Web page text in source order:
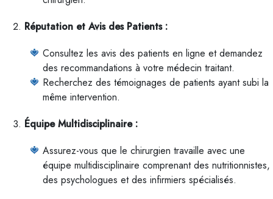
Réputation et Avis des Patients :
Consultez les avis des patients en ligne et demandez
des recommandations à votre médecin traitant.
Recherchez des témoignages de patients ayant subi la
même intervention.
Équipe Multidisciplinaire :
Assurez-vous que le chirurgien travaille avec une
équipe multidisciplinaire comprenant des nutritionnistes,
des psychologues et des infirmiers spécialisés.